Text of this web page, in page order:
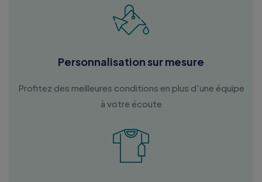
Personnalisation sur mesure
Profitez des meilleures conditions en plus d'une équipe
à votre écoute